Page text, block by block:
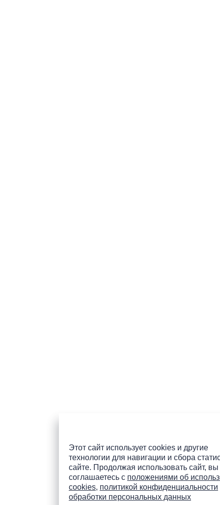
Этот сайт использует cookies и другие
технологии для навигации и сбора
сайте. Продолжая использовать сайт, вы
соглашаетесь с положениями об
cookies, политикой конфиденциальности
обработки персональных данных